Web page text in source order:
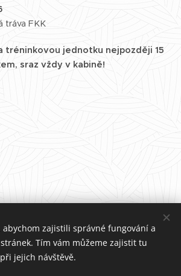
tráva FKK
tréninkovou jednotku nejpozději 15
sraz vždy v kabině!
abychom zajistili správné fungování a
Tím vám můžeme zajistit tu
jejich návštěvě.